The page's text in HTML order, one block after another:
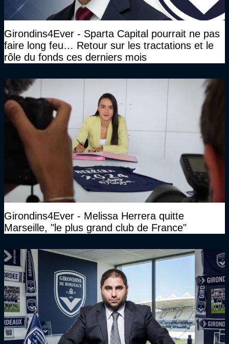
Girondins4Ever - Sparta Capital pourrait ne pas
faire long feu… Retour sur les tractations et le
rôle du fonds ces derniers mois
Girondins4Ever - Melissa Herrera quitte
Marseille, "le plus grand club de France"